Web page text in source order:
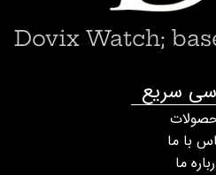
سریع
با ما
ما
Dovix Watch;